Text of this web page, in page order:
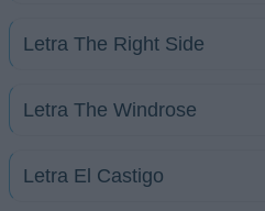
Letra The Right Side
Letra The Windrose
Letra El Castigo